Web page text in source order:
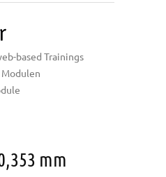
based Trainings
mm